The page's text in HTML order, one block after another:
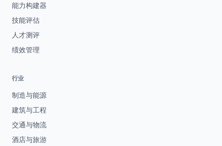
能力构建器
技能评估
人才测评
绩效管理
行业
制造与能源
建筑与工程
交通与物流
酒店与旅游